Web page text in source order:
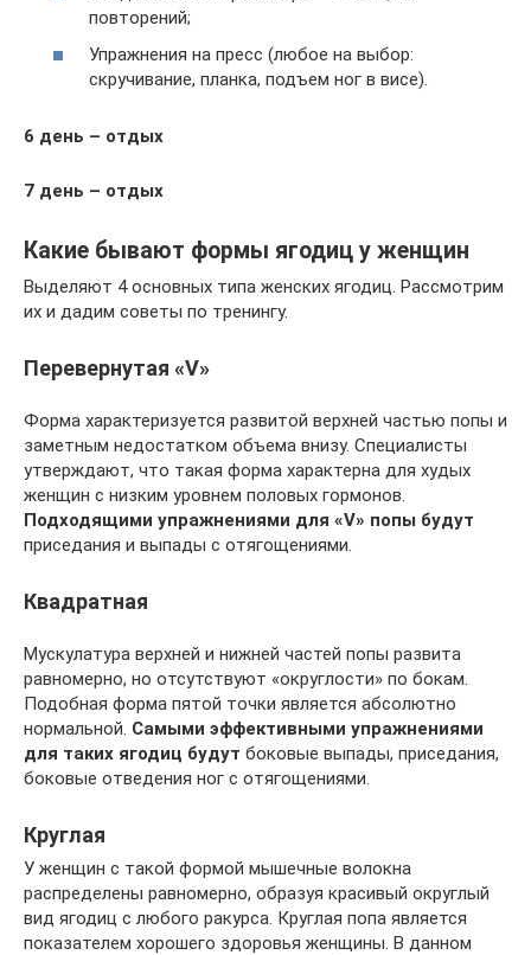
повторений;
Упражнения на пресс (любое на выбор:
скручивание, планка, подъем ног в висе).
6 день – отдых
7 день – отдых
Какие бывают формы ягодиц у женщин
Выделяют 4 основных типа женских ягодиц. Рассмотрим
их и дадим советы по тренингу.
Перевернутая «V»
Форма характеризуется развитой верхней частью попы и
заметным недостатком объема внизу. Специалисты
утверждают, что такая форма характерна для худых
женщин с низким уровнем половых гормонов.
Подходящими упражнениями для «V» попы будут
приседания и выпады с отягощениями.
Квадратная
Мускулатура верхней и нижней частей попы развита
равномерно, но отсутствуют «округлости» по бокам.
Подобная форма пятой точки является абсолютно
нормальной. Самыми эффективными упражнениями
для таких ягодиц будут боковые выпады, приседания,
боковые отведения ног с отягощениями.
Круглая
У женщин с такой формой мышечные волокна
распределены равномерно, образуя красивый округлый
вид ягодиц с любого ракурса. Круглая попа является
показателем хорошего здоровья женщины. В данном